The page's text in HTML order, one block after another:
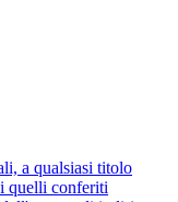
a qualsiasi titolo
quelli conferiti